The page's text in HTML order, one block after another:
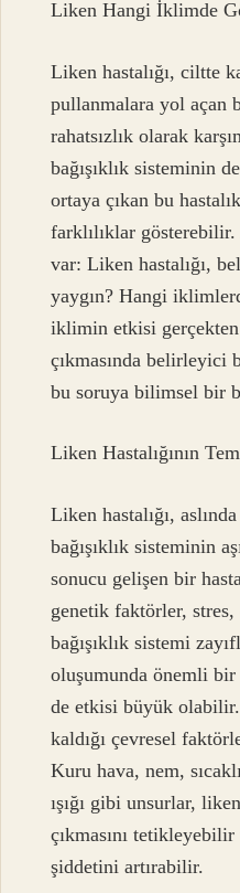
Liken Hangi İklimde
Liken hastalığı, ciltte
pullanmalara yol açan
rahatsızlık olarak
bağışıklık sisteminin
ortaya çıkan bu
farklılıklar
var: Liken hastalığı,
yaygın? Hangi
iklimin etkisi gerçekten
çıkmasında
bu soruya bilimsel bir
Liken Hastalığının
Liken hastalığı,
bağışıklık sisteminin
sonucu gelişen bir
genetik faktörler,
bağışıklık sistemi
oluşumunda önemli
de etkisi büyük
kaldığı çevresel
Kuru hava, nem,
ışığı gibi unsurlar,
çıkmasını
şiddetini artırabilir.